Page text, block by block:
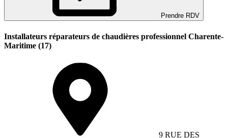
Prendre RDV
Installateurs réparateurs de chaudières professionnel Charente-
Maritime (17)
9 RUE DES